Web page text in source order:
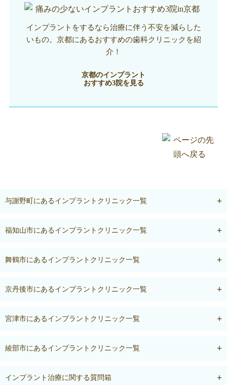
インプラントをするなら治療に伴う不安を減らした
いもの。京都にあるおすすめの歯科クリニックを紹
介！
京都のインプラント
おすすめ3院を見る
与謝野町にあるインプラントクリニック一覧
福知山市にあるインプラントクリニック一覧
舞鶴市にあるインプラントクリニック一覧
京丹後市にあるインプラントクリニック一覧
宮津市にあるインプラントクリニック一覧
綾部市にあるインプラントクリニック一覧
インプラント治療に関する質問箱